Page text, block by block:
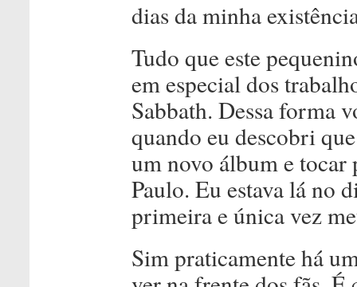
dias da minha
Tudo que este
em especial dos
Sabbath. Dessa forma
quando eu descobri
um novo álbum e tocar
Paulo. Eu estava lá no
primeira e única vez
Sim praticamente há